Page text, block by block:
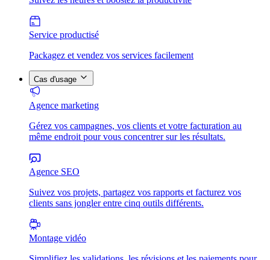
Service productisé
Packagez et vendez vos services facilement
Cas d'usage
Agence marketing
Gérez vos campagnes, vos clients et votre facturation au
même endroit pour vous concentrer sur les résultats.
Agence SEO
Suivez vos projets, partagez vos rapports et facturez vos
clients sans jongler entre cinq outils différents.
Montage vidéo